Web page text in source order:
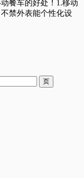
餐车的好处！1.移动
禁外表能个性化设